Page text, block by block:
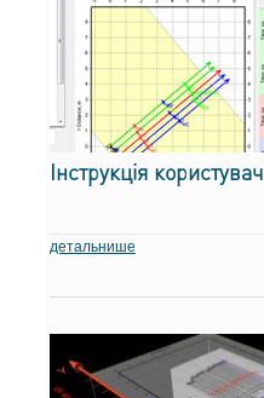
Інструкція
детальнише